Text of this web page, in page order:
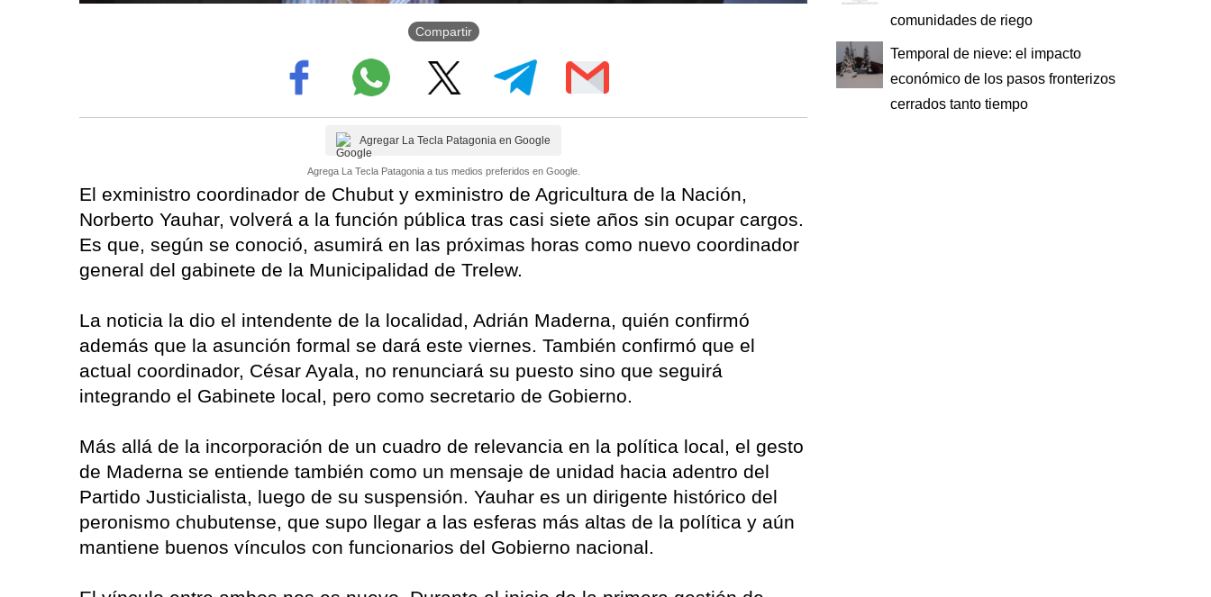
Compartir
Agregar La Tecla Patagonia en Google
Agrega La Tecla Patagonia a tus medios preferidos en Google.
El exministro coordinador de Chubut y exministro de Agricultura de la Nación,
Norberto Yauhar, volverá a la función pública tras casi siete años sin ocupar cargos.
Es que, según se conoció, asumirá en las próximas horas como nuevo coordinador
general del gabinete de la Municipalidad de Trelew.
La noticia la dio el intendente de la localidad, Adrián Maderna, quién confirmó
además que la asunción formal se dará este viernes. También confirmó que el
actual coordinador, César Ayala, no renunciará su puesto sino que seguirá
integrando el Gabinete local, pero como secretario de Gobierno.
Más allá de la incorporación de un cuadro de relevancia en la política local, el gesto
de Maderna se entiende también como un mensaje de unidad hacia adentro del
Partido Justicialista, luego de su suspensión. Yauhar es un dirigente histórico del
peronismo chubutense, que supo llegar a las esferas más altas de la política y aún
mantiene buenos vínculos con funcionarios del Gobierno nacional.
comunidades de riego
Temporal de nieve: el impacto
económico de los pasos fronterizos
cerrados tanto tiempo